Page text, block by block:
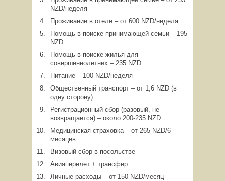
NZD/неделя
Проживание в отеле – от 600 NZD/неделя
Помощь в поиске принимающей семьи – 195
NZD
Помощь в поиске жилья для
совершеннолетних – 235 NZD
Питание – 100 NZD/неделя
Общественный транспорт – от 1,6 NZD (в
одну сторону)
Регистрационный сбор (разовый, не
возвращается) – около 200-235 NZD
Медицинская страховка – от 265 NZD/6
месяцев
Визовый сбор в посольстве
Авиаперелет + трансфер
Личные расходы – от 150 NZD/месяц